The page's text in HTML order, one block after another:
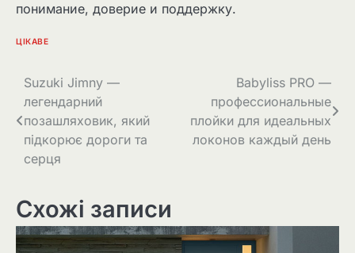
понимание, доверие и поддержку.
ЦІКАВЕ
Навігація
записів
Suzuki Jimny —
легендарний
позашляховик, який
підкорює дороги та
серця
Babyliss PRO —
профессиональные
плойки для идеальных
локонов каждый день
Схожі записи